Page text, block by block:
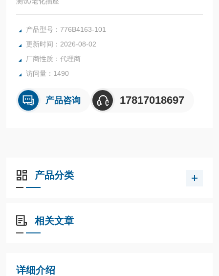
产品型号：776B4163-101
更新时间：2026-08-02
厂商性质：代理商
访问量：1490
产品咨询 17817018697
产品分类
相关文章
详细介绍